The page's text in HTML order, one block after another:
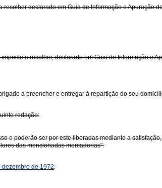
declarado em Guia de Informação e Apuração
a recolher, declarado em Guia de Informação e
a preencher e entregar à repartição do seu
redação:
e poderão ser por este liberadas mediante a
das mencionadas mercadorias".
dezembro de 1972.